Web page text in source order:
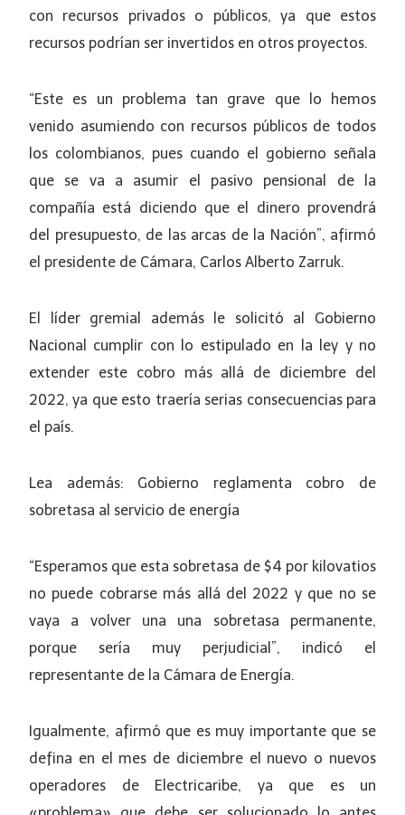
con recursos privados o públicos, ya que estos
recursos podrían ser invertidos en otros proyectos.
“Este es un problema tan grave que lo hemos
venido asumiendo con recursos públicos de todos
los colombianos, pues cuando el gobierno señala
que se va a asumir el pasivo pensional de la
compañía está diciendo que el dinero provendrá
del presupuesto, de las arcas de la Nación”, afirmó
el presidente de Cámara, Carlos Alberto Zarruk.
El líder gremial además le solicitó al Gobierno
Nacional cumplir con lo estipulado en la ley y no
extender este cobro más allá de diciembre del
2022, ya que esto traería serias consecuencias para
el país.
Lea además: Gobierno reglamenta cobro de
sobretasa al servicio de energía
“Esperamos que esta sobretasa de $4 por kilovatios
no puede cobrarse más allá del 2022 y que no se
vaya a volver una una sobretasa permanente,
porque sería muy perjudicial”, indicó el
representante de la Cámara de Energía.
Igualmente, afirmó que es muy importante que se
defina en el mes de diciembre el nuevo o nuevos
operadores de Electricaribe, ya que es un